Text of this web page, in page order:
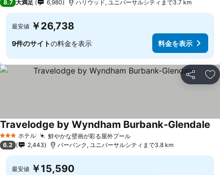
8.7 大満足 6,980 ハリウッド, ユニバーサルシティまで3.7 km
最安値 ￥26,738
9件のサイトの料金を表示 料金を表示
シェア お
3 ホテルのランク
ホテル 鮮やかな壁画が彩る屋外プール
Travelodge by Wyndham Burbank-Glendale
6.2 2,443 バーバンク, ユニバーサルシティまで3.8 km
最安値 ￥15,590